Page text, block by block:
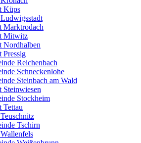
Küps
Marktrodach
Mitwitz
Nordhalben
Pressig
Reichenbach
Schneckenlohe
Steinbach am Wald
Steinwiesen
Stockheim
Tettau
Tschirn